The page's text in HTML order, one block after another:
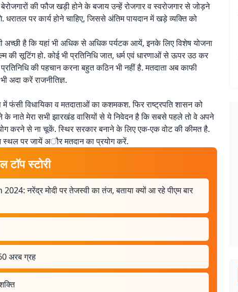
की फौज खड़ी होने के बजाय उन्हें रोजगार व स्वरोजगार से जोड़ने
पर कार्य होने चाहिए, जिससे अंतिम पायदान में खड़े व्यक्ति को
अच्छी है कि यहां भी अधिक से अधिक पर्यटक आयें, इनके लिए विशेष योजना
की सूटिंग हो. कोई भी प्रतिनिधि जात, धर्म एवं धारणाओं से ऊपर उठ कर
की पहचान करना बहुत कठिन भी नहीं है. मतदाता अब काफी
अदा करें राजनीतिज्ञ.
में फंसी विधायिका व मतदाताओं का कशमकश. फिर राष्ट्रपति शासन को
के नाते मेरा सभी झारखंड वासियों से ये निवेदन है कि सबसे पहले तो वे अपने
करने से ना चूकें. स्थिर सरकार बनाने के लिए एक-एक वोट की कीमत है.
स्थल पर जायें अौर मतदान का प्रयोग करें.
टॉप स्टोरी
नरेंद्र मोदी पर तेजस्वी का तंज, बताया क्यों आ रहे पीएम बार
अरब ग्रह